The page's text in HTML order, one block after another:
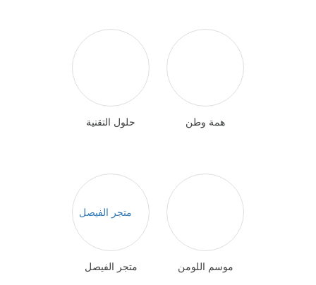
همة وطن حلول التقنية
موسم اللومن متجر الفيصل